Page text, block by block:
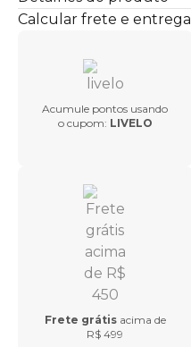
Calcular frete e entrega
Acumule pontos usando
o cupom: LIVELO
Frete grátis acima de
R$ 499